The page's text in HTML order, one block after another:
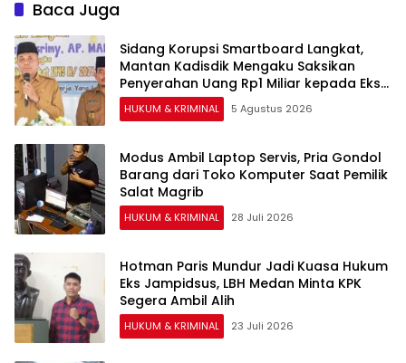
Baca Juga
Sidang Korupsi Smartboard Langkat,
Mantan Kadisdik Mengaku Saksikan
Penyerahan Uang Rp1 Miliar kepada Eks
Pj Bupati
HUKUM & KRIMINAL 5 Agustus 2026
Modus Ambil Laptop Servis, Pria Gondol
Barang dari Toko Komputer Saat Pemilik
Salat Magrib
HUKUM & KRIMINAL 28 Juli 2026
Hotman Paris Mundur Jadi Kuasa Hukum
Eks Jampidsus, LBH Medan Minta KPK
Segera Ambil Alih
HUKUM & KRIMINAL 23 Juli 2026